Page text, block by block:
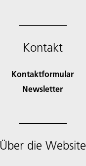
Kontakt
Kontaktformular
Newsletter
Über die Website